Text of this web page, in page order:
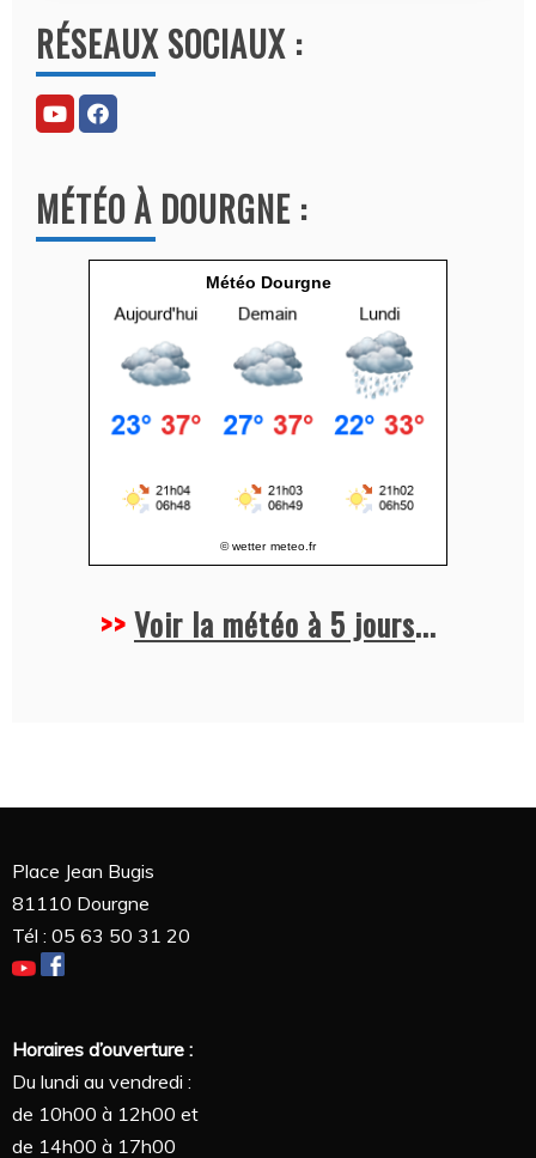
t
e
r
n
t
i
RÉSEAUX SOCIAUX :
MÉTÉO À DOURGNE :
Météo Dourgne
© wetter meteo.fr
>>Voir la météo à 5 jours...
Place Jean Bugis
81110 Dourgne
Tél : 05 63 50 31 20
Horaires d’ouverture :
Du lundi au vendredi :
de 10h00 à 12h00 et
de 14h00 à 17h00